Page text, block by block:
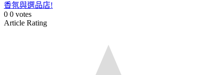
香氛與選品店!
0 0 votes
Article Rating